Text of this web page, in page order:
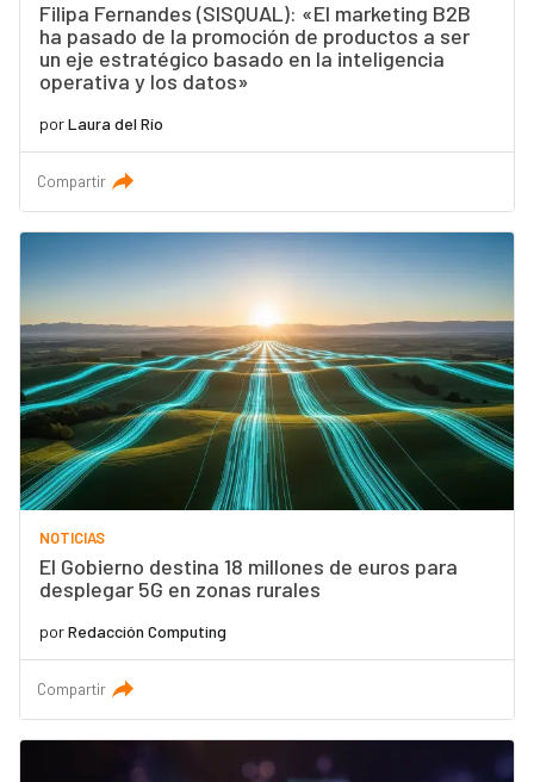
Filipa Fernandes (SISQUAL): «El marketing B2B
ha pasado de la promoción de productos a ser
un eje estratégico basado en la inteligencia
operativa y los datos»
porLaura del Río
Compartir
NOTICIAS
El Gobierno destina 18 millones de euros para
desplegar 5G en zonas rurales
porRedacción Computing
Compartir